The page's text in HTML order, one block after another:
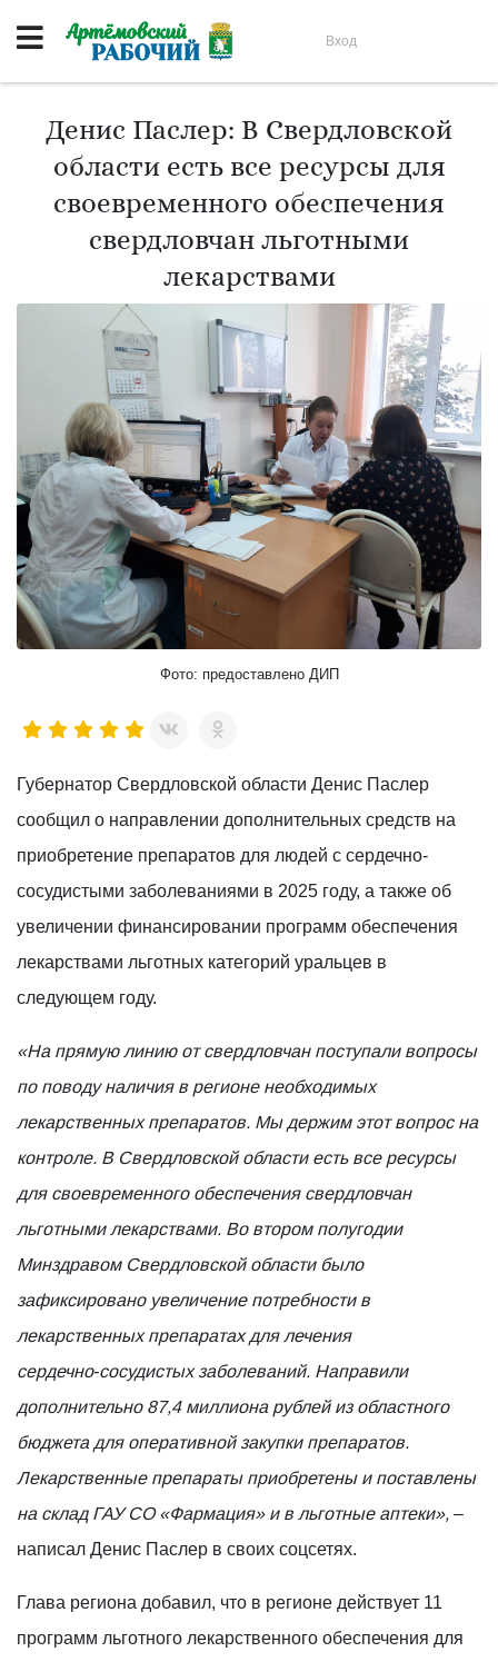
Вход
Денис Паслер: В Свердловской
области есть все ресурсы для
своевременного обеспечения
свердловчан льготными
лекарствами
Фото: предоставлено ДИП
Губернатор Свердловской области Денис Паслер
сообщил о направлении дополнительных средств на
приобретение препаратов для людей с сердечно-
сосудистыми заболеваниями в 2025 году, а также об
увеличении финансировании программ обеспечения
лекарствами льготных категорий уральцев в
следующем году.
«На прямую линию от свердловчан поступали вопросы
по поводу наличия в регионе необходимых
лекарственных препаратов. Мы держим этот вопрос на
контроле. В Свердловской области есть все ресурсы
для своевременного обеспечения свердловчан
льготными лекарствами. Во втором полугодии
Минздравом Свердловской области было
зафиксировано увеличение потребности в
лекарственных препаратах для лечения
сердечно‑сосудистых заболеваний. Направили
дополнительно 87,4 миллиона рублей из областного
бюджета для оперативной закупки препаратов.
Лекарственные препараты приобретены и поставлены
на склад ГАУ СО «Фармация» и в льготные аптеки», –
написал Денис Паслер в своих соцсетях.
Глава региона добавил, что в регионе действует 11
программ льготного лекарственного обеспечения для